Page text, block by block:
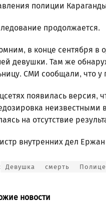
полиции
продолжается.
в конце сентября в
девушки. Там же
СМИ сообщали, что у
появилась версия,
неизвестными
на отсутствие
внутренних дел
Девушка смерть
новости